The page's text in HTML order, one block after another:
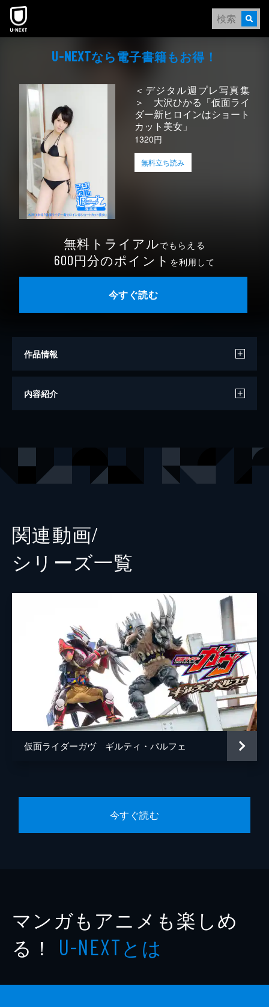
本文へスキップ
U-NEXTなら電⼦書籍もお得！
＜デジタル週プレ写真集
＞ 大沢ひかる「仮面ライ
ダー新ヒロインはショート
カット美女」
1320円
無料立ち読み
無料トライアルでもらえる
600円分のポイント を利用して
今すぐ読む
作品情報
撮影
内容紹介
関連動画/
シリーズ⼀覧
仮面ライダーガヴ ギルティ・パルフェ
今すぐ読む
マンガもアニメも楽しめ
る！ U-NEXTとは